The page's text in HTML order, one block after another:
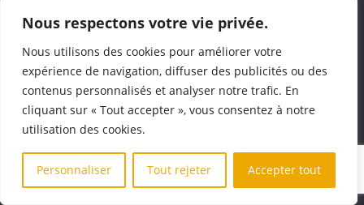
Nous respectons votre vie privée.
Nous utilisons des cookies pour améliorer votre
expérience de navigation, diffuser des publicités ou des
contenus personnalisés et analyser notre trafic. En
cliquant sur « Tout accepter », vous consentez à notre
utilisation des cookies.
Personnaliser Tout rejeter Accepter tout